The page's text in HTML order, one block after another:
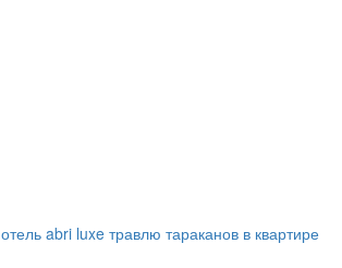
отель abri luxe травлю тараканов в квартире